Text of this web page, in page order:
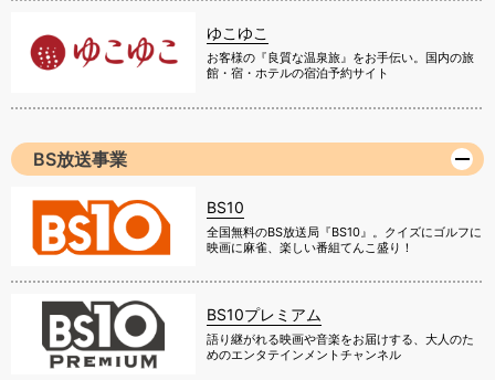
ゆこゆこ
お客様の『良質な温泉旅』をお手伝い。国内の旅
館・宿・ホテルの宿泊予約サイト
BS放送事業
BS10
全国無料のBS放送局『BS10』。クイズにゴルフに
映画に麻雀、楽しい番組てんこ盛り！
BS10プレミアム
語り継がれる映画や音楽をお届けする、大人のた
めのエンタテインメントチャンネル